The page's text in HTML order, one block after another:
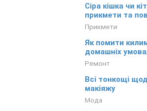
Сіра кішка чи
прикмети та
Прикмети
Як помити
домашніх
Ремонт
Всі тонкощі
макіяжу
Мода